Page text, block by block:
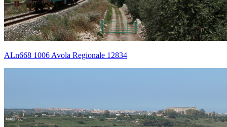
ALn668 1006 Avola Regionale 12834